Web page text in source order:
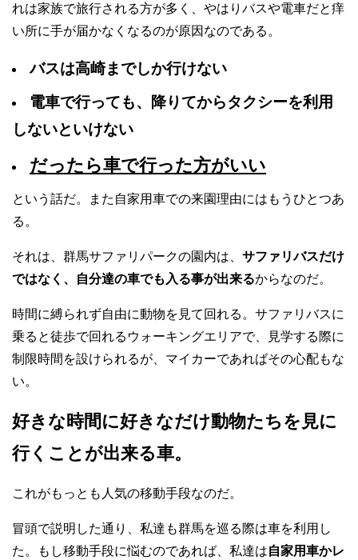
れは家族で旅行される方が多く、やはりバスや電車だと痒
い所に手が届かなくなるのが原因なのである。
バスは高崎までしか行けない
電車で行っても、降りてからタクシーを利用
しないといけない
だったら車で行った方がいい
という話だ。また自家用車での来園理由にはもうひとつあ
る。
それは、群馬サファリパークの園内は、 サファリバスだけ
ではなく、自分達の車でも入る事が出来るからなのだ。
時間に縛られず自由に動物を見て回れる。サファリバスに
乗ると徒歩で回れるウォーキングエリアで、見学する際に
制限時間を設けられるが、マイカーであればその心配もな
い。
好きな時間に好きなだけ動物たちを見に
行くことが出来る車。
これがもっとも人気の移動手段なのだ。
冒頭で説明した通り、私達も群馬を巡る際は車を利用し
た。もし移動手段に悩むのであれば、私達は自家用車かレ